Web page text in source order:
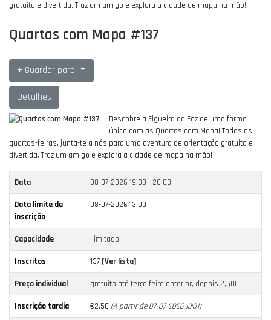
gratuita e divertida. Traz um amigo e explora a cidade de mapa na mão!​
Quartas com Mapa #137
Guardar para
Detalhes
Descobre a Figueira da Foz de uma forma
única com as Quartas com Mapa! Todas as
quartas-feiras, junta-te a nós para uma aventura de orientação gratuita e
divertida. Traz um amigo e explora a cidade de mapa na mão!
Data 08-07-2026 19:00 - 20:00
Data limite de
inscrição
08-07-2026 13:00
Capacidade Ilimitado
Inscritos 137 [Ver lista]
Preço individual gratuito até terça feira anterior, depois 2,50€
Inscrição tardia €2.50 (A partir de 07-07-2026 13:01)